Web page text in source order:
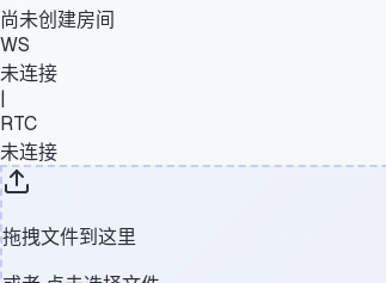
尚未创建房间
WS
未连接
|
RTC
未连接
拖拽文件到这里